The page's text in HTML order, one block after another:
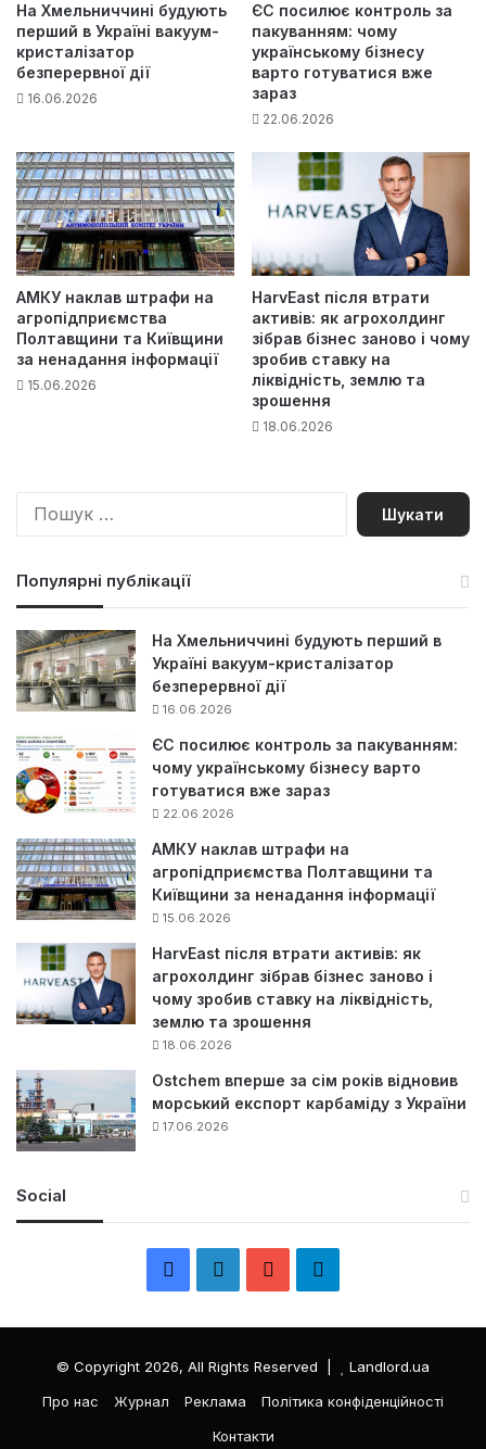
На Хмельниччині будують
перший в Україні вакуум-
кристалізатор
безперервної дії
16.06.2026
ЄС посилює контроль за
пакуванням: чому
українському бізнесу
варто готуватися вже
зараз
22.06.2026
АМКУ наклав штрафи на
агропідприємства
Полтавщини та Київщини
за ненадання інформації
15.06.2026
HarvEast після втрати
активів: як агрохолдинг
зібрав бізнес заново і чому
зробив ставку на
ліквідність, землю та
зрошення
18.06.2026
П
Популярні публікації
На Хмельниччині будують перший в
Україні вакуум-кристалізатор
безперервної дії
16.06.2026
ЄС посилює контроль за пакуванням:
чому українському бізнесу варто
готуватися вже зараз
22.06.2026
АМКУ наклав штрафи на
агропідприємства Полтавщини та
Київщини за ненадання інформації
15.06.2026
HarvEast після втрати активів: як
агрохолдинг зібрав бізнес заново і
чому зробив ставку на ліквідність,
землю та зрошення
18.06.2026
Ostchem вперше за сім років відновив
морський експорт карбаміду з України
17.06.2026
Social
e
k
e
T
л
е
© Copyright 2026, All Rights Reserved |
Landlord.ua
Про нас
Журнал Реклама
Політика конфіденційності
Контакти